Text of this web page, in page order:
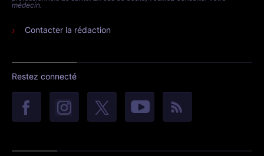
médecin.
Contacter la rédaction
Restez connecté